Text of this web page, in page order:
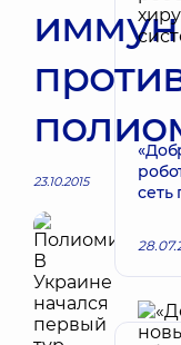
23.10.2015
сеть